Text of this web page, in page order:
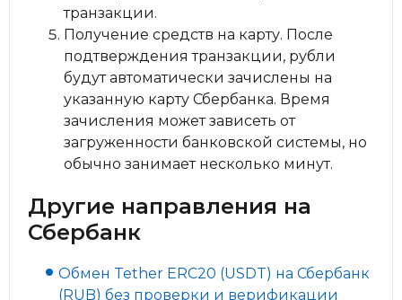
транзакции.
Получение средств на карту. После
подтверждения транзакции, рубли
будут автоматически зачислены на
указанную карту Сбербанка. Время
зачисления может зависеть от
загруженности банковской системы, но
обычно занимает несколько минут.
Другие направления на
Сбербанк
Обмен Tether ERC20 (USDT) на Сбербанк
(RUB) без проверки и верификации